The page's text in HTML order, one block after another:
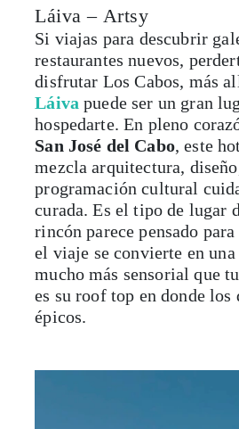
Láiva – Artsy
Si viajas para descubrir
restaurantes nuevos,
disfrutar Los Cabos, más
Láiva puede ser un gran
hospedarte. En pleno
San José del Cabo, este
mezcla arquitectura,
programación cultural
curada. Es el tipo de lugar
rincón parece pensado
el viaje se convierte en
mucho más sensorial que
es su roof top en donde los
épicos.